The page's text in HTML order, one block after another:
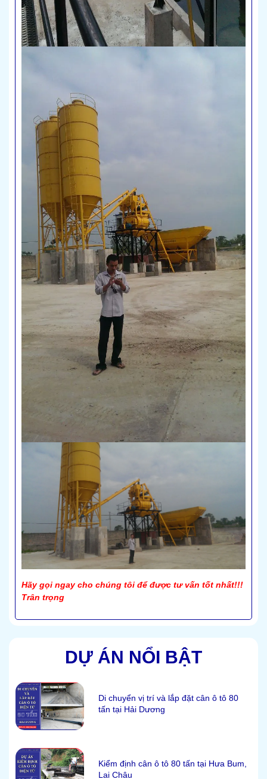
Hãy gọi ngay cho chúng tôi để được tư vấn tốt nhất!!!
Trân trọng
DỰ ÁN NỔI BẬT
Di chuyển vị trí và lắp đặt cân ô tô 80
tấn tại Hải Dương
Kiểm định cân ô tô 80 tấn tại Hưa Bum,
Lai Châu